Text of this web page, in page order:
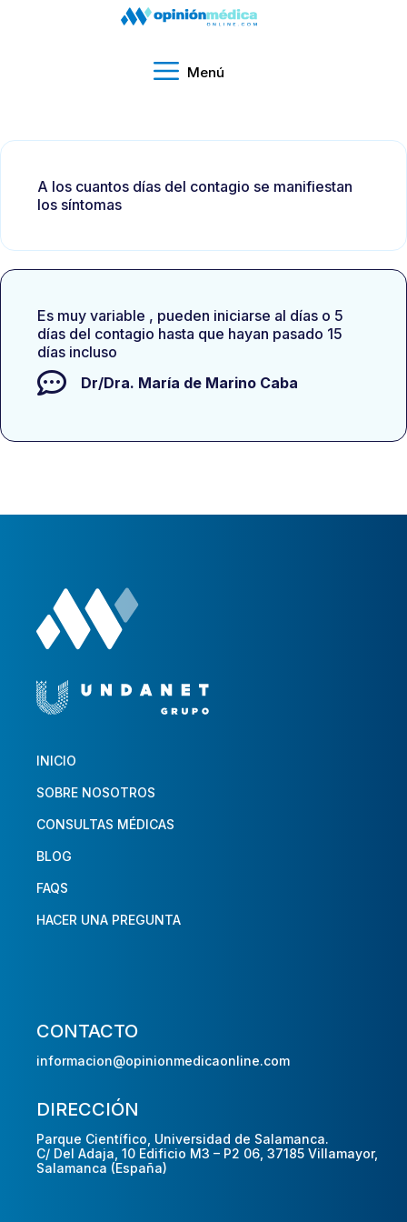
Menú
A los cuantos días del contagio se manifiestan
los síntomas
Es muy variable , pueden iniciarse al días o 5
días del contagio hasta que hayan pasado 15
días incluso
Dr/Dra. María de Marino Caba
INICIO
SOBRE NOSOTROS
CONSULTAS MÉDICAS
BLOG
FAQS
HACER UNA PREGUNTA
CONTACTO
informacion@opinionmedicaonline.com
DIRECCIÓN
Parque Científico, Universidad de Salamanca.
C/ Del Adaja, 10 Edificio M3 – P2 06, 37185 Villamayor,
Salamanca (España)